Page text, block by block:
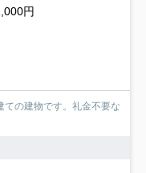
円
の建物です。礼金不要な